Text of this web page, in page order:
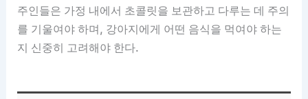
주인들은 가정 내에서 초콜릿을 보관하고 다루는 데 주의
를 기울여야 하며, 강아지에게 어떤 음식을 먹여야 하는
지 신중히 고려해야 한다.